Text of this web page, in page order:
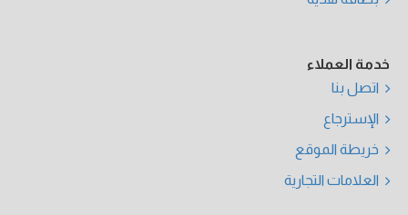
خدمة العملاء
اتصل بنا
الإسترجاع
خريطة الموقع
العلامات التجارية